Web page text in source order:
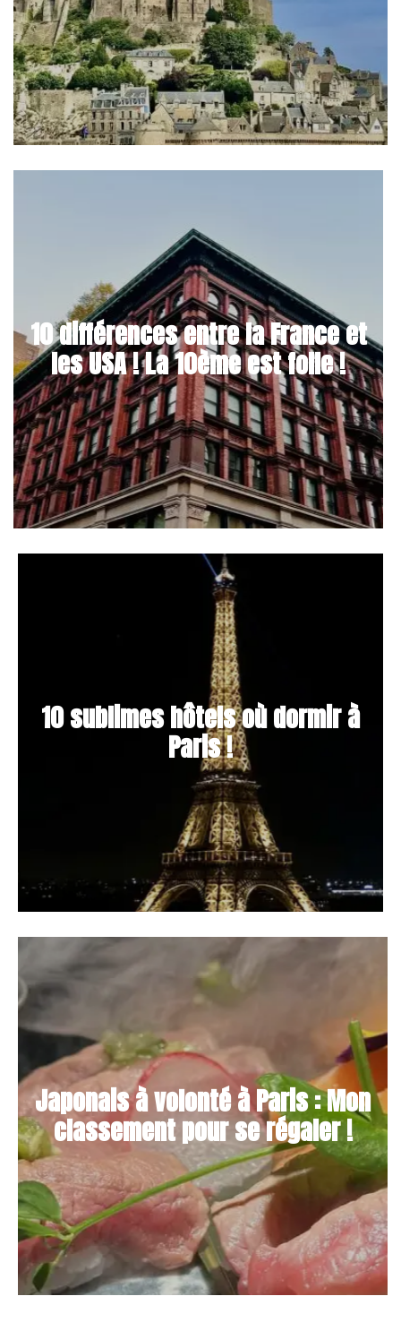
10 différences entre la France et
les USA ! La 10ème est folle !
10 sublimes hôtels où dormir à
Paris !
Japonais à volonté à Paris : Mon
classement pour se régaler !